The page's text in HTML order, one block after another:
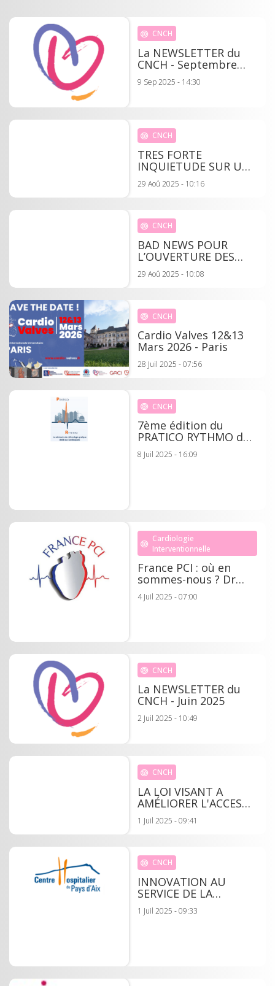
CNCH
La NEWSLETTER du
CNCH - Septembre
2025
9 Sep 2025 - 14:30
CNCH
TRES FORTE
INQUIETUDE SUR UN
NOUVEAU COUP DE
RABOT SUR LES
F.H.F
29 Aoû 2025 - 10:16
CNCH
BAD NEWS POUR
L’OUVERTURE DES
POSTES DE D.E.S. DE
CARDIOLOGIE POUR
29 Aoû 2025 - 10:08
CNCH
Cardio Valves 12&13
Mars 2026 - Paris
28 Juil 2025 - 07:56
CNCH
7ème édition du
PRATICO RYTHMO du
Dr FAREH - 29
novembre 2025 à Lyon
8 Juil 2025 - 16:09
Cardiologie
Interventionnelle
France PCI : où en
sommes-nous ? Dr
Grégoire RANGE
4 Juil 2025 - 07:00
CNCH
La NEWSLETTER du
CNCH - Juin 2025
2 Juil 2025 - 10:49
CNCH
LA LOI VISANT A
AMÉLIORER L'ACCES
AUX SOINS PAR LA
TERRITORIALISATION
1 Juil 2025 - 09:41
CNCH
INNOVATION AU
SERVICE DE LA
CARDIOLOGIE DU
CENTRE HOSPITALIER
1 Juil 2025 - 09:33